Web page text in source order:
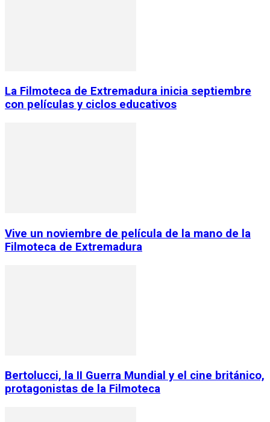
La Filmoteca de Extremadura inicia septiembre
con películas y ciclos educativos
Vive un noviembre de película de la mano de la
Filmoteca de Extremadura
Bertolucci, la II Guerra Mundial y el cine británico,
protagonistas de la Filmoteca